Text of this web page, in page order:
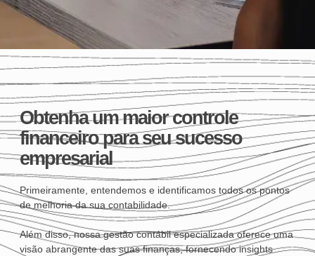
Obtenha um maior controle
financeiro para seu sucesso
empresarial
Primeiramente, entendemos e identificamos todos os pontos
de melhoria da sua contabilidade.
Além disso, nossa gestão contábil especializada oferece uma
visão abrangente das suas finanças, fornecendo insights